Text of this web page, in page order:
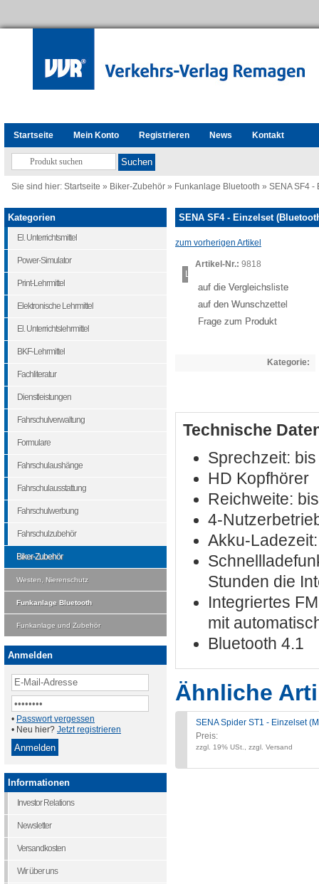
Startseite Mein Konto Registrieren News Kontakt
Sie sind hier: Startseite » Biker-Zubehör » Funkanlage Bluetooth » SENA SF4 -
SENA SF4 - Einzelset
zum vorherigen Artikel
Loading...
Artikel-Nr.: 9818
auf die Vergleichsliste
auf den Wunschzettel
Frage zum Produkt
Kategorie:
Technische
Sprechzeit:
HD Kopfhörer
Reichweite:
4-
Akku-
Stunden die
Integriertes
mit
Bluetooth 4.1
Ähnliche
SENA Spider ST1 - Einzelset
Preis:
zzgl. 19% USt., zzgl. Versand
Kategorien
El. Unterrichtsmittel
Power-Simulator
Print-Lehrmittel
Elektronische Lehrmittel
El. Unterrichtslehrmittel
BKF-Lehrmittel
Fachliteratur
Dienstleistungen
Fahrschulverwaltung
Formulare
Fahrschulaushänge
Fahrschulausstattung
Fahrschulwerbung
Fahrschulzubehör
Biker-Zubehör
Westen, Nierenschutz
Funkanlage Bluetooth
Funkanlage und Zubehör
Anmelden
• Passwort vergessen
• Neu hier? Jetzt registrieren
Informationen
Investor Relations
Newsletter
Versandkosten
Wir über uns